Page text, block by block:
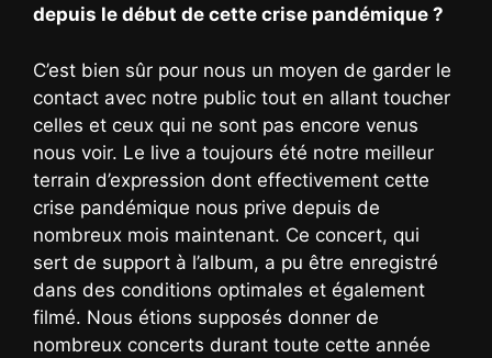
depuis le début de cette crise pandémique ?
C’est bien sûr pour nous un moyen de garder le
contact avec notre public tout en allant toucher
celles et ceux qui ne sont pas encore venus
nous voir. Le live a toujours été notre meilleur
terrain d’expression dont effectivement cette
crise pandémique nous prive depuis de
nombreux mois maintenant. Ce concert, qui
sert de support à l’album, a pu être enregistré
dans des conditions optimales et également
filmé. Nous étions supposés donner de
nombreux concerts durant toute cette année